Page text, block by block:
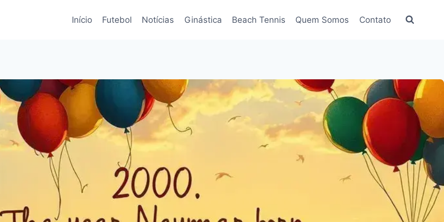
Início Futebol Notícias Ginástica Beach Tennis Quem Somos Contato